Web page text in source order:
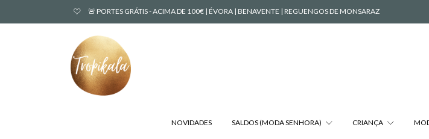
🚨 PORTES GRÁTIS - ACIMA DE 100€ | ÉVORA | BENAVENTE | REGUENGOS DE MONSARAZ
NOVIDADES SALDOS (MODA SENHORA) CRIANÇA